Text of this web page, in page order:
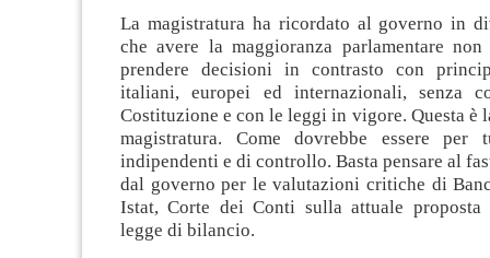
La magistratura ha ricordato al governo in
che avere la maggioranza parlamentare
prendere decisioni in contrasto con
italiani, europei ed internazionali, senza
Costituzione e con le leggi in vigore. Questa è
magistratura. Come dovrebbe essere
indipendenti e di controllo. Basta pensare al
dal governo per le valutazioni critiche di
Istat, Corte dei Conti sulla attuale
legge di bilancio.